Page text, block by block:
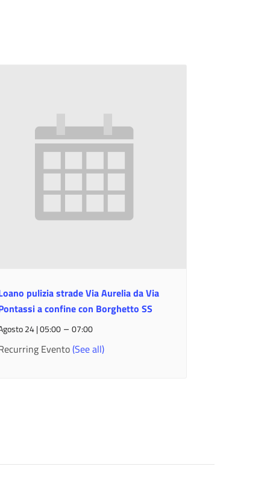
pulizia strade Via Aurelia da Via
a confine con Borghetto SS
24 | 05:00 –07:00
Evento(See all)